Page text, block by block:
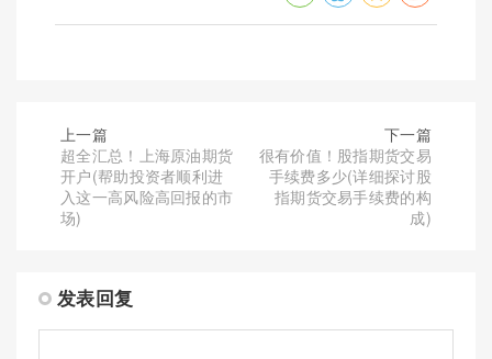
上一篇
超全汇总！上海原油期货
开户(帮助投资者顺利进
入这一高风险高回报的市
场)
下一篇
很有价值！股指期货交易
手续费多少(详细探讨股
指期货交易手续费的构
成)
发表回复